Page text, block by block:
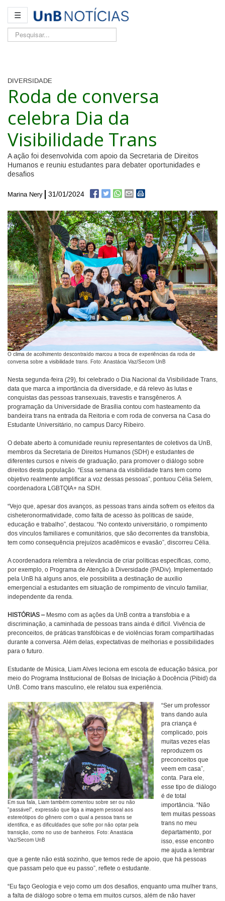
☰
Pesquisar...
DIVERSIDADE
Roda de conversa
celebra Dia da
Visibilidade Trans
A ação foi desenvolvida com apoio da Secretaria de Direitos
Humanos e reuniu estudantes para debater oportunidades e
desafios
Marina Nery 31/01/2024
O clima de acolhimento descontraído marcou a troca de experiências da roda de
conversa sobre a visibilidade trans. Foto: Anastácia Vaz/Secom UnB
Nesta segunda-feira (29), foi celebrado o Dia Nacional da Visibilidade Trans,
data que marca a importância da diversidade, e dá relevo às lutas e
conquistas das pessoas transexuais, travestis e transgêneros. A
programação da Universidade de Brasília contou com hasteamento da
bandeira trans na entrada da Reitoria e com roda de conversa na Casa do
Estudante Universitário, no campus Darcy Ribeiro.
O debate aberto à comunidade reuniu representantes de coletivos da UnB,
membros da Secretaria de Direitos Humanos (SDH) e estudantes de
diferentes cursos e níveis de graduação, para promover o diálogo sobre
direitos desta população. “Essa semana da visibilidade trans tem como
objetivo realmente amplificar a voz dessas pessoas”, pontuou Célia Selem,
coordenadora LGBTQIA+ na SDH.
“Vejo que, apesar dos avanços, as pessoas trans ainda sofrem os efeitos da
cisheteronormatividade, como falta de acesso às políticas de saúde,
educação e trabalho”, destacou. “No contexto universitário, o rompimento
dos vínculos familiares e comunitários, que são decorrentes da transfobia,
tem como consequência prejuízos acadêmicos e evasão”, discorreu Célia.
A coordenadora relembra a relevância de criar políticas específicas, como,
por exemplo, o Programa de Atenção à Diversidade (PADiv). Implementado
pela UnB há alguns anos, ele possibilita a destinação de auxílio
emergencial a estudantes em situação de rompimento de vínculo familiar,
independente da renda.
HISTÓRIAS –Mesmo com as ações da UnB contra a transfobia e a
discriminação, a caminhada de pessoas trans ainda é difícil. Vivência de
preconceitos, de práticas transfóbicas e de violências foram compartilhadas
durante a conversa. Além delas, expectativas de melhorias e possibilidades
para o futuro.
Estudante de Música, Liam Alves leciona em escola de educação básica, por
meio do Programa Institucional de Bolsas de Iniciação à Docência (Pibid) da
UnB. Como trans masculino, ele relatou sua experiência.
Em sua fala, Liam também comentou sobre ser ou não
"passável", expressão que liga a imagem pessoal aos
estereótipos do gênero com o qual a pessoa trans se
identifica, e as dificuldades que sofre por não optar pela
transição, como no uso de banheiros. Foto: Anastácia
Vaz/Secom UnB
“Ser um professor
trans dando aula
pra criança é
complicado, pois
muitas vezes elas
reproduzem os
preconceitos que
veem em casa”,
conta. Para ele,
esse tipo de diálogo
é de total
importância. “Não
tem muitas pessoas
trans no meu
departamento, por
isso, esse encontro
me ajuda a lembrar
que a gente não está sozinho, que temos rede de apoio, que há pessoas
que passam pelo que eu passo”, reflete o estudante.
“Eu faço Geologia e vejo como um dos desafios, enquanto uma mulher trans,
a falta de diálogo sobre o tema em muitos cursos, além de não haver